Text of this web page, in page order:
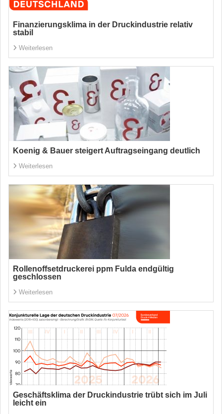
Finanzierungsklima in der Druckindustrie relativ
stabil
Weiterlesen
Koenig & Bauer steigert Auftragseingang deutlich
Weiterlesen
Rollenoffsetdruckerei ppm Fulda endgültig
geschlossen
Weiterlesen
Geschäftsklima der Druckindustrie trübt sich im Juli
leicht ein